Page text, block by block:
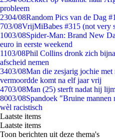
probleem
2304/08Random Pics van de Dag
703/08VrijMiBabes #315 (not very
1003/08Spider-Man: Brand New
euro in eerste weekend
1103/08Phil Collins dronk zich
afscheid nemen
3403/08Man die zesjarig jochie met
vermoordde komt na elf jaar vrij
4703/08Man (25) sterft nadat hij
8003/08Spandoek "Bruine mannen
wèl racistisch
Laatste items
Laatste items
Toon berichten uit deze thema's